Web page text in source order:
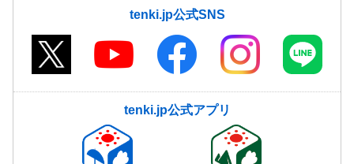
tenki.jp公式SNS
tenki.jp公式アプリ